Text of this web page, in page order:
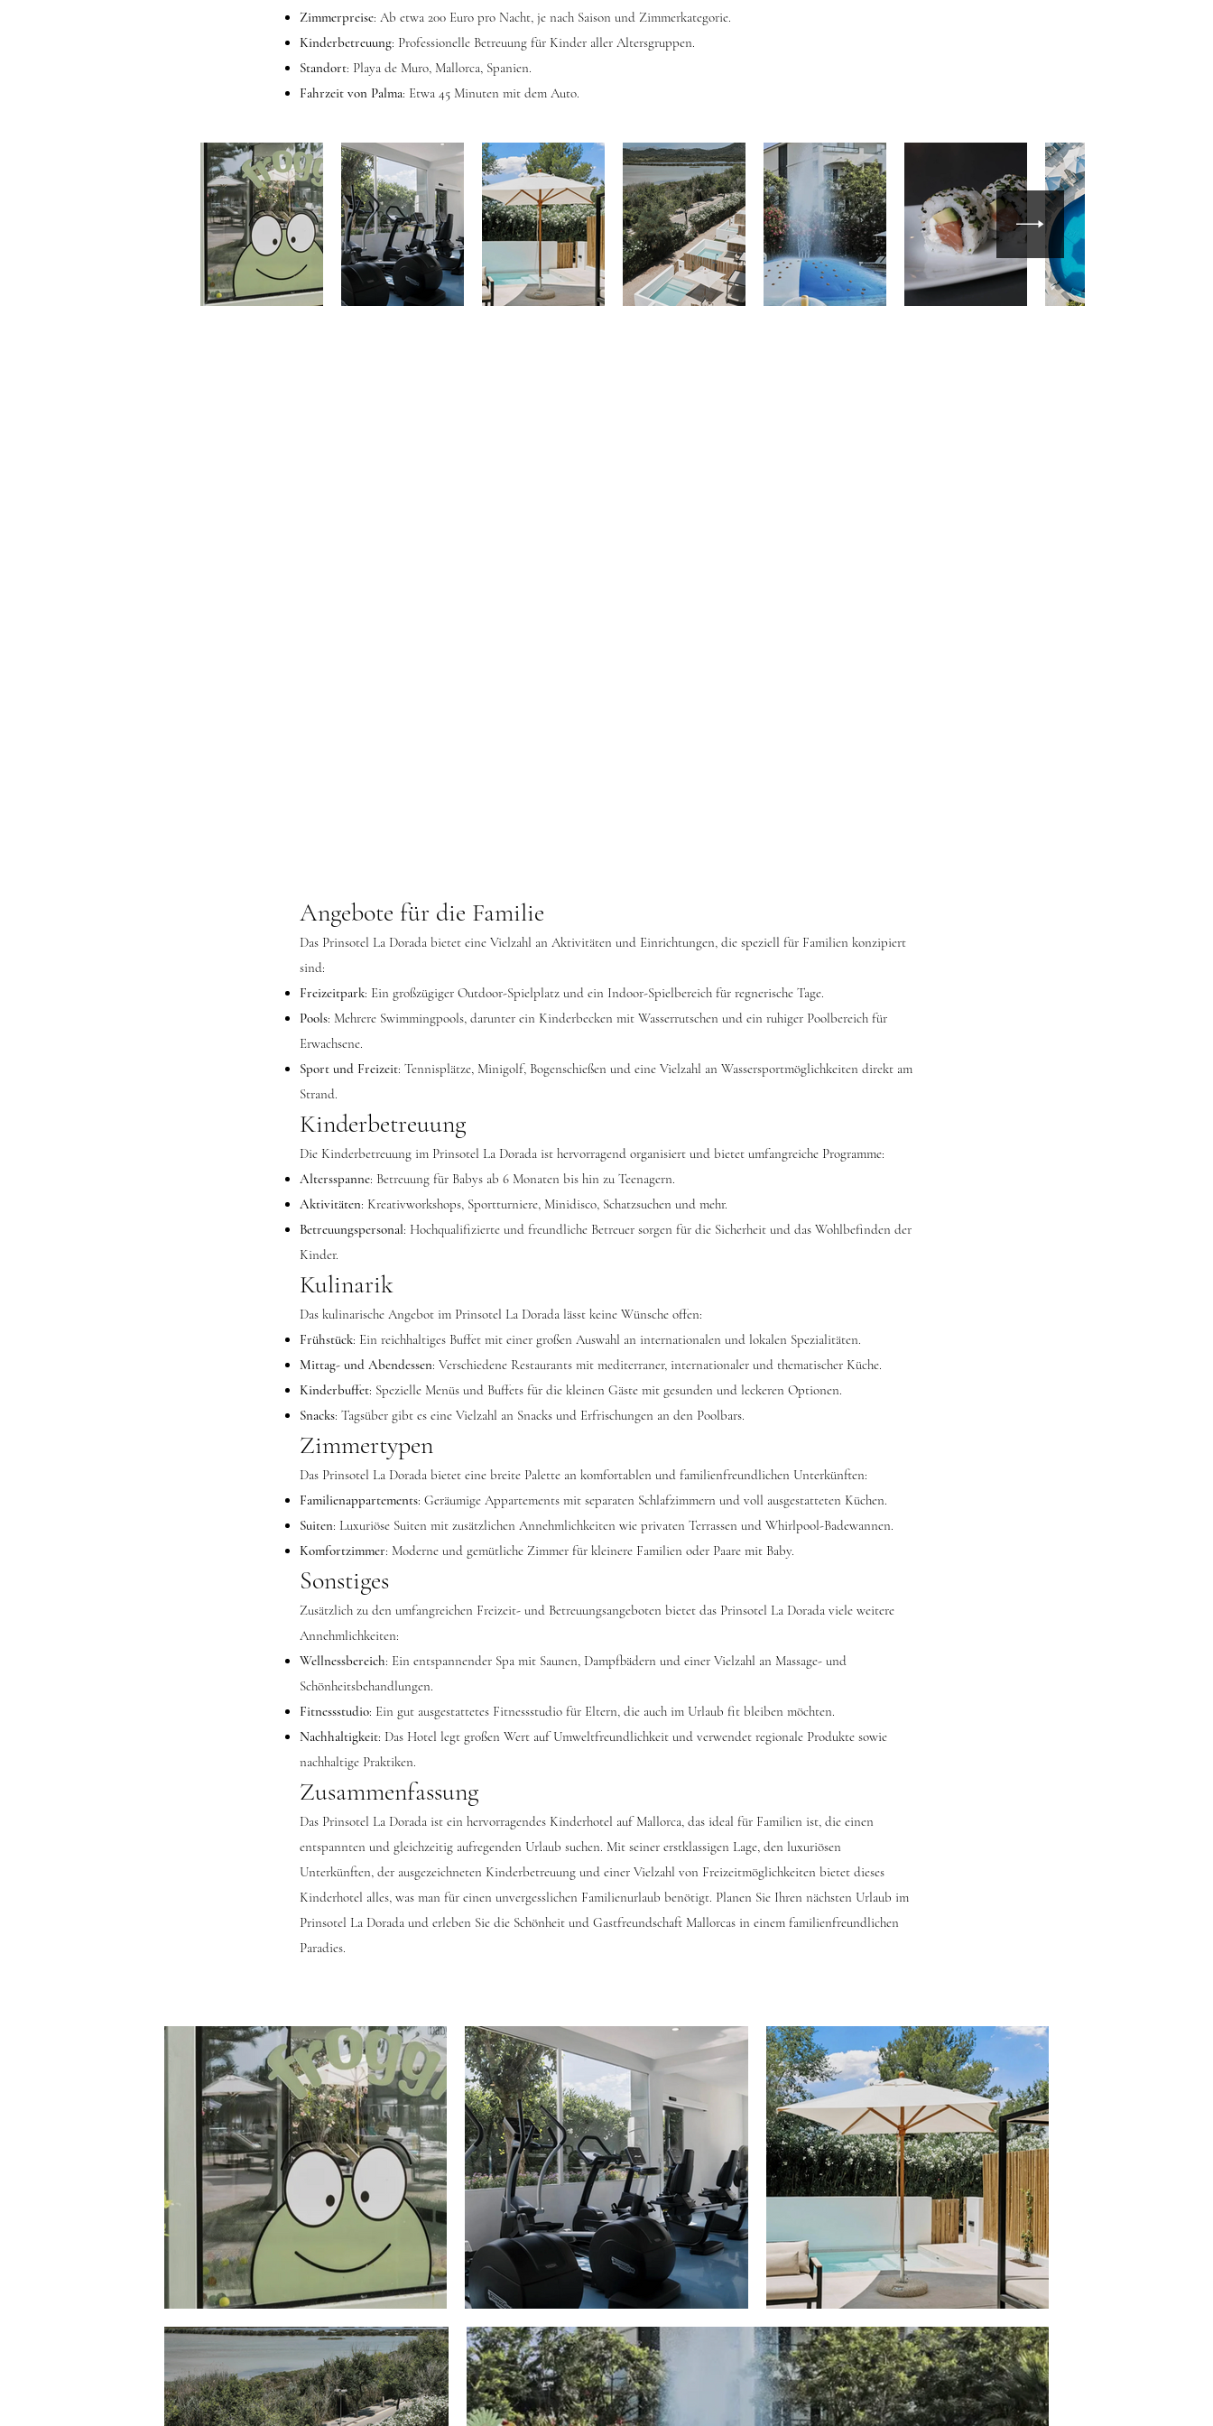
Zimmerpreise: Ab etwa 200 Euro pro Nacht, je nach Saison und Zimmerkategorie.
Kinderbetreuung: Professionelle Betreuung für Kinder aller Altersgruppen.
Standort: Playa de Muro, Mallorca, Spanien.
Fahrzeit von Palma: Etwa 45 Minuten mit dem Auto.
Angebote für die Familie
Das Prinsotel La Dorada bietet eine Vielzahl an Aktivitäten und Einrichtungen, die speziell für Familien konzipiert
sind:
Freizeitpark: Ein großzügiger Outdoor-Spielplatz und ein Indoor-Spielbereich für regnerische Tage.
Pools: Mehrere Swimmingpools, darunter ein Kinderbecken mit Wasserrutschen und ein ruhiger Poolbereich für
Erwachsene.
Sport und Freizeit: Tennisplätze, Minigolf, Bogenschießen und eine Vielzahl an Wassersportmöglichkeiten direkt am
Strand.
Kinderbetreuung
Die Kinderbetreuung im Prinsotel La Dorada ist hervorragend organisiert und bietet umfangreiche Programme:
Altersspanne: Betreuung für Babys ab 6 Monaten bis hin zu Teenagern.
Aktivitäten: Kreativworkshops, Sportturniere, Minidisco, Schatzsuchen und mehr.
Betreuungspersonal: Hochqualifizierte und freundliche Betreuer sorgen für die Sicherheit und das Wohlbefinden der
Kinder.
Kulinarik
Das kulinarische Angebot im Prinsotel La Dorada lässt keine Wünsche offen:
Frühstück: Ein reichhaltiges Buffet mit einer großen Auswahl an internationalen und lokalen Spezialitäten.
Mittag- und Abendessen: Verschiedene Restaurants mit mediterraner, internationaler und thematischer Küche.
Kinderbuffet: Spezielle Menüs und Buffets für die kleinen Gäste mit gesunden und leckeren Optionen.
Snacks: Tagsüber gibt es eine Vielzahl an Snacks und Erfrischungen an den Poolbars.
Zimmertypen
Das Prinsotel La Dorada bietet eine breite Palette an komfortablen und familienfreundlichen Unterkünften:
Familienappartements: Geräumige Appartements mit separaten Schlafzimmern und voll ausgestatteten Küchen.
Suiten: Luxuriöse Suiten mit zusätzlichen Annehmlichkeiten wie privaten Terrassen und Whirlpool-Badewannen.
Komfortzimmer: Moderne und gemütliche Zimmer für kleinere Familien oder Paare mit Baby.
Sonstiges
Zusätzlich zu den umfangreichen Freizeit- und Betreuungsangeboten bietet das Prinsotel La Dorada viele weitere
Annehmlichkeiten:
Wellnessbereich: Ein entspannender Spa mit Saunen, Dampfbädern und einer Vielzahl an Massage- und
Schönheitsbehandlungen.
Fitnessstudio: Ein gut ausgestattetes Fitnessstudio für Eltern, die auch im Urlaub fit bleiben möchten.
Nachhaltigkeit: Das Hotel legt großen Wert auf Umweltfreundlichkeit und verwendet regionale Produkte sowie
nachhaltige Praktiken.
Zusammenfassung
Das Prinsotel La Dorada ist ein hervorragendes Kinderhotel auf Mallorca, das ideal für Familien ist, die einen
entspannten und gleichzeitig aufregenden Urlaub suchen. Mit seiner erstklassigen Lage, den luxuriösen
Unterkünften, der ausgezeichneten Kinderbetreuung und einer Vielzahl von Freizeitmöglichkeiten bietet dieses
Kinderhotel alles, was man für einen unvergesslichen Familienurlaub benötigt. Planen Sie Ihren nächsten Urlaub im
Prinsotel La Dorada und erleben Sie die Schönheit und Gastfreundschaft Mallorcas in einem familienfreundlichen
Paradies.